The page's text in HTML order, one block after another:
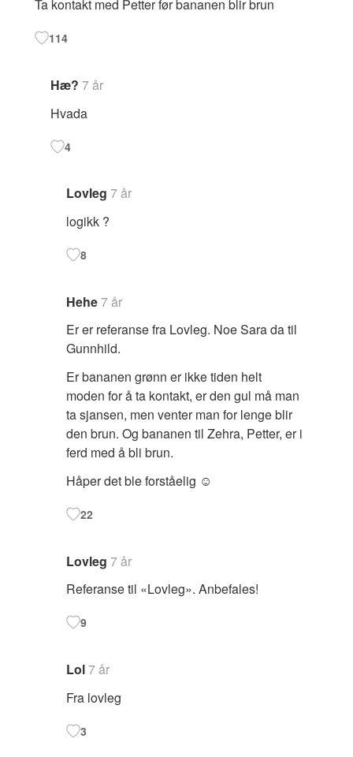
Ta kontakt med Petter før bananen blir brun
114
Hæ? 7 år
Hvada
4
Lovleg 7 år
logikk ?
8
Hehe7 år
Er er referanse fra Lovleg. Noe Sara da til
Gunnhild.
Er bananen grønn er ikke tiden helt
moden for å ta kontakt, er den gul må man
ta sjansen, men venter man for lenge blir
den brun. Og bananen til Zehra, Petter, er i
ferd med å bli brun.
Håper det ble forståelig ☺️
22
Lovleg 7 år
Referanse til «Lovleg». Anbefales!
9
Lol7 år
Fra lovleg
3